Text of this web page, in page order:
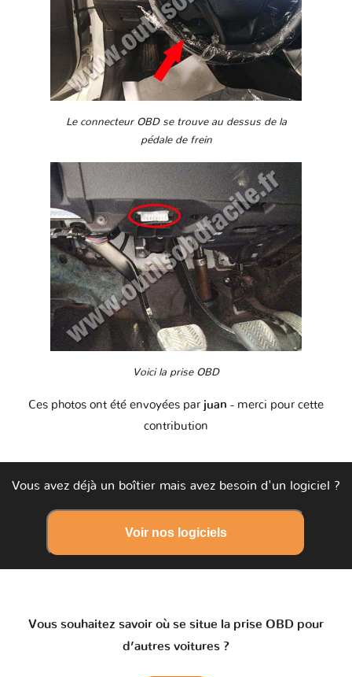
Le connecteur OBD se trouve au dessus de la
pédale de frein
Voici la prise OBD
Ces photos ont été envoyées par juan - merci pour cette
contribution
Vous avez déjà un boîtier mais avez besoin d'un logiciel ?
Voir nos logiciels
Vous souhaitez savoir où se situe la prise OBD pour
d’autres voitures ?